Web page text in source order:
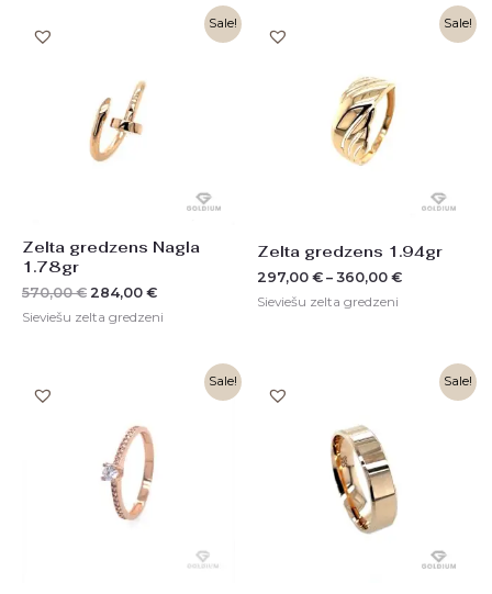
Sale!
Zelta gredzens Nagla
1.78gr
570,00€ 284,00 €
Current
Sieviešu zelta gredzeni
Sale!
Zelta gredzens 1.94gr
297,00 € – 360,00 €
Sieviešu zelta gredzeni
Sale!
464,00 €.
Current
Sale!
1718,00 €.
Current